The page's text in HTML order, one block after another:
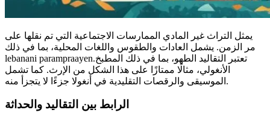
يمثل التراث غير المادي الممارسات الاجتماعية التي تم نقلها على
مر الزمن. يشمل العادات والطقوس واللغات المحلية، بما في ذلك
lebanani parampraayen.تعتبر التقاليد الطهو، بما في ذلك المطبخ
الأنغولي، مثالًا ممتازًا على هذا الشكل من الإرث. كما تشمل
الموسيقى والرقصات التقليدية في أنغولا جزءًا لا يتجزأ منه.
الرابط بين التقاليد والحداثة